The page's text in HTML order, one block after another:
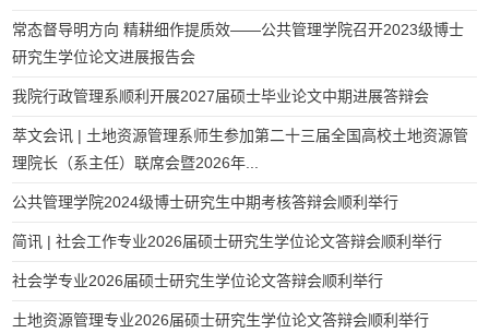
常态督导明方向 精耕细作提质效——公共管理学院召开2023级博士
研究生学位论文进展报告会
我院行政管理系顺利开展2027届硕士毕业论文中期进展答辩会
萃文会讯 | 土地资源管理系师生参加第二十三届全国高校土地资源管
理院长（系主任）联席会暨2026年...
公共管理学院2024级博士研究生中期考核答辩会顺利举行
简讯 | 社会工作专业2026届硕士研究生学位论文答辩会顺利举行
社会学专业2026届硕士研究生学位论文答辩会顺利举行
土地资源管理专业2026届硕士研究生学位论文答辩会顺利举行